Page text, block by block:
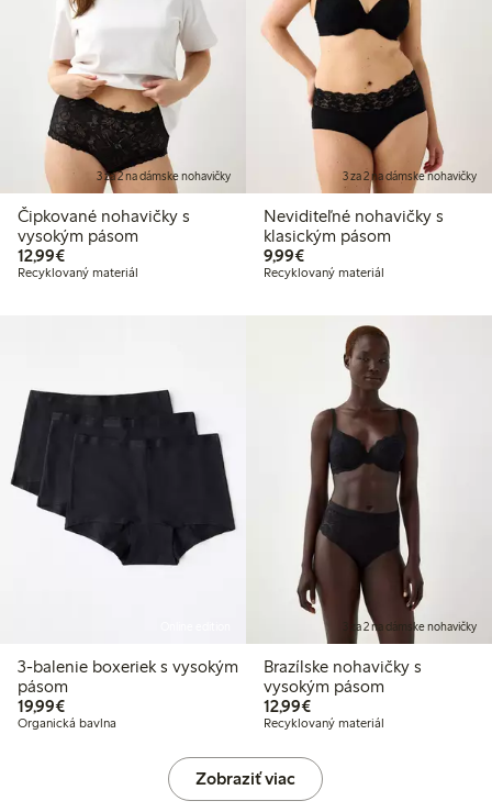
3 za 2 na dámske nohavičky
Čipkované nohavičky s
vysokým pásom
12,99€12,99 €
Recyklovaný materiál
3 za 2 na dámske nohavičky
Neviditeľné nohavičky s
klasickým pásom
9,99€9,99 €
Recyklovaný materiál
3-balenie boxeriek s vysokým
pásom
19,99€19,99 €
Organická bavlna
3 za 2 na dámske nohavičky
Brazílske nohavičky s
vysokým pásom
12,99€12,99 €
Recyklovaný materiál
Zobraziť viac